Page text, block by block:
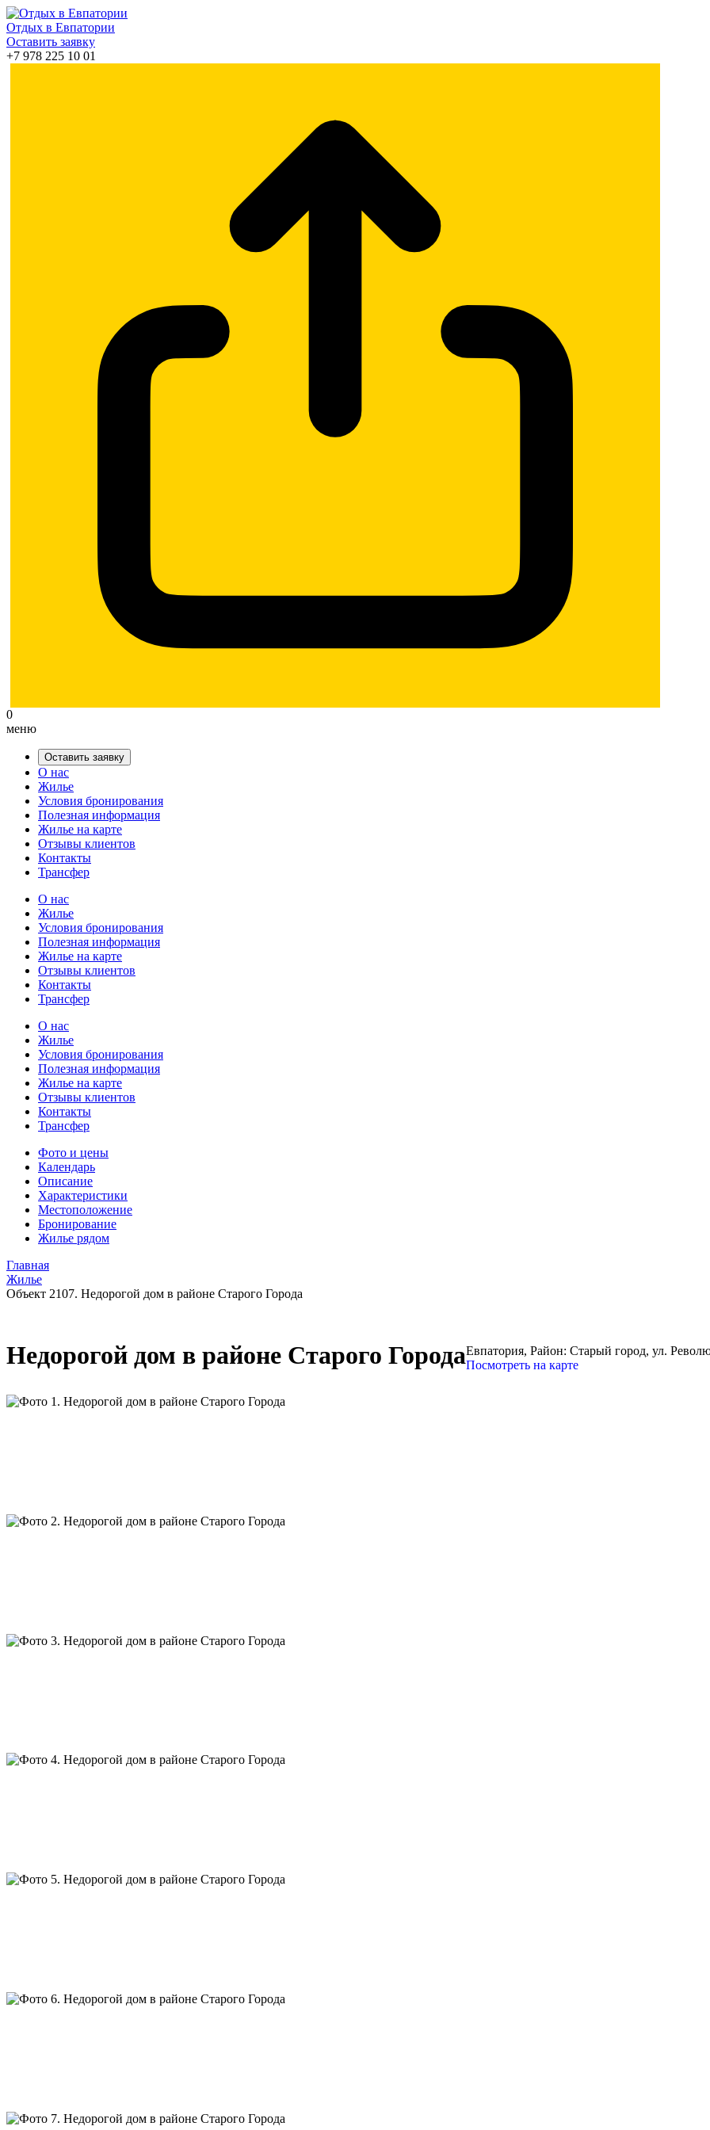
Отдых в Евпатории
Оставить заявку
+7 978 225 10 01
0
меню
Оставить заявку
О нас
Жилье
Условия бронирования
Полезная информация
Жилье на карте
Отзывы клиентов
Контакты
Трансфер
О нас
Жилье
Условия бронирования
Полезная информация
Жилье на карте
Отзывы клиентов
Контакты
Трансфер
О нас
Жилье
Условия бронирования
Полезная информация
Жилье на карте
Отзывы клиентов
Контакты
Трансфер
Фото и цены
Календарь
Описание
Характеристики
Местоположение
Бронирование
Жилье рядом
Главная
Жилье
Объект 2107. Недорогой дом в районе Старого Города
Недорогой дом в районе Старого ГородаЕвпатория, Район: Старый город, ул.
Посмотреть на карте